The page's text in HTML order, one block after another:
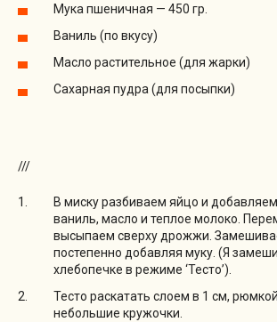
Мука пшеничная — 450 гр.
Ваниль (по вкусу)
Масло растительное (для жарки)
Сахарная пудра (для посыпки)
///
В миску разбиваем яйцо и
ваниль, масло и теплое молоко.
высыпаем сверху дрожжи.
постепенно добавляя муку. (Я
хлебопечке в режиме ‘Тесто’).
Тесто раскатать слоем в 1 см,
небольшие кружочки.